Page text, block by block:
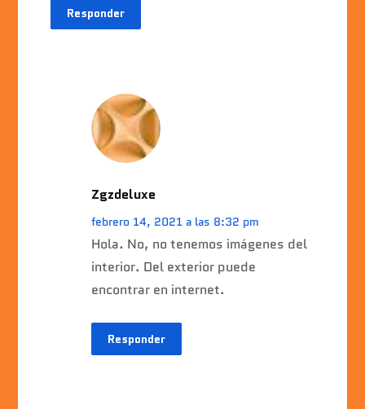
Responder
Zgzdeluxe
febrero 14, 2021 a las 8:32 pm
Hola. No, no tenemos imágenes del
interior. Del exterior puede
encontrar en internet.
Responder